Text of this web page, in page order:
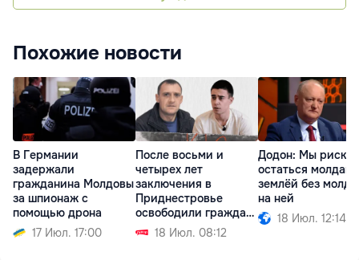
Похожие новости
В Германии
задержали
гражданина Молдовы
за шпионаж с
помощью дрона
17 Июл. 17:00
После восьми и
четырех лет
заключения в
Приднестровье
освободили граждан
Молдовы
18 Июл. 08:12
Додон: Мы
остаться
землёй без
на ней
18 Июл. 12:14